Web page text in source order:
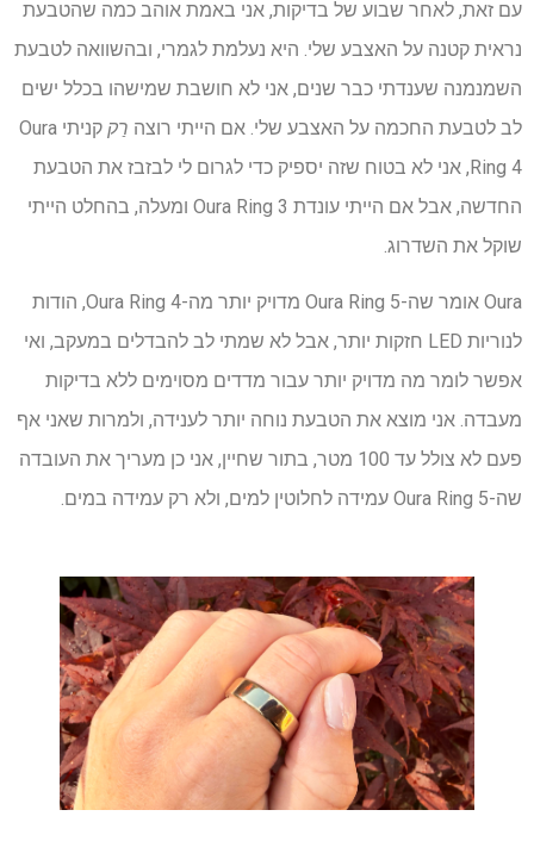
עם זאת, לאחר שבוע של בדיקות, אני באמת אוהב כמה שהטבעת
נראית קטנה על האצבע שלי. היא נעלמת לגמרי, ובהשוואה לטבעת
השמנמנה שענדתי כבר שנים, אני לא חושבת שמישהו בכלל ישים
לב לטבעת החכמה על האצבע שלי. אם הייתי רוצה רַק
קניתי Oura
Ring 4, אני לא בטוח שזה יספיק כדי לגרום לי לבזבז את הטבעת
החדשה, אבל אם הייתי עונדת Oura Ring 3 ומעלה, בהחלט הייתי
שוקל את השדרוג.
Oura אומר שה-Oura Ring 5 מדויק יותר מה-Oura Ring 4, הודות
לנוריות LED חזקות יותר, אבל לא שמתי לב להבדלים במעקב, ואי
אפשר לומר מה מדויק יותר עבור מדדים מסוימים ללא בדיקות
מעבדה. אני מוצא את הטבעת נוחה יותר לענידה, ולמרות שאני אף
פעם לא צולל עד 100 מטר, בתור שחיין, אני כן מעריך את העובדה
שה-Oura Ring 5 עמידה לחלוטין למים, ולא רק עמידה במים.